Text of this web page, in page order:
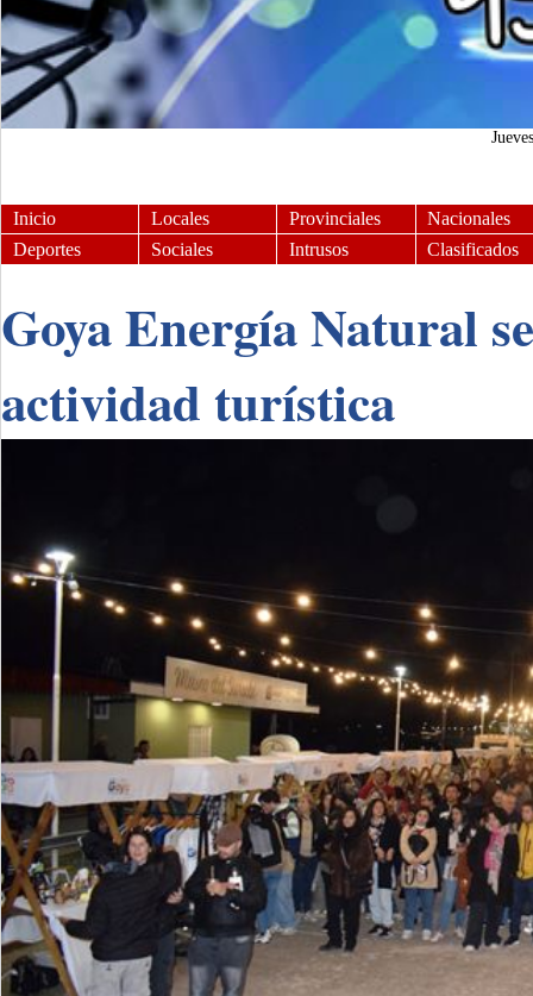
Inicio Locales Provinciales
Nacionales
Deportes
Sociales Intrusos Clasificados
Goya Energía Natural
actividad turística